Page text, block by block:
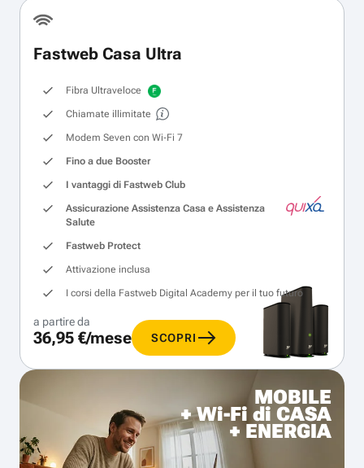
Fastweb Casa Ultra
Fibra Ultraveloce
Chiamate illimitate
Modem Seven con Wi‑Fi 7
Fino a due Booster
I vantaggi di Fastweb Club
Assicurazione Assistenza Casa e Assistenza
Salute
Fastweb Protect
Attivazione inclusa
I corsi della Fastweb Digital Academy per il tuo futuro
a partire da
36,95 €/mese SCOPRI
MOBILE
+ Wi-Fi di CASA
+ ENERGIA